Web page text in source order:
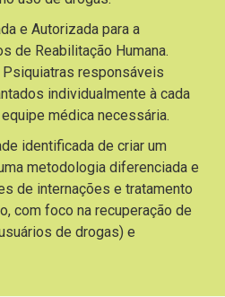
e Autorizada para a
de Reabilitação Humana.
responsáveis
individualmente à cada
médica necessária.
identificada de criar um
metodologia diferenciada e
de internações e tratamento
com foco na recuperação de
de drogas) e